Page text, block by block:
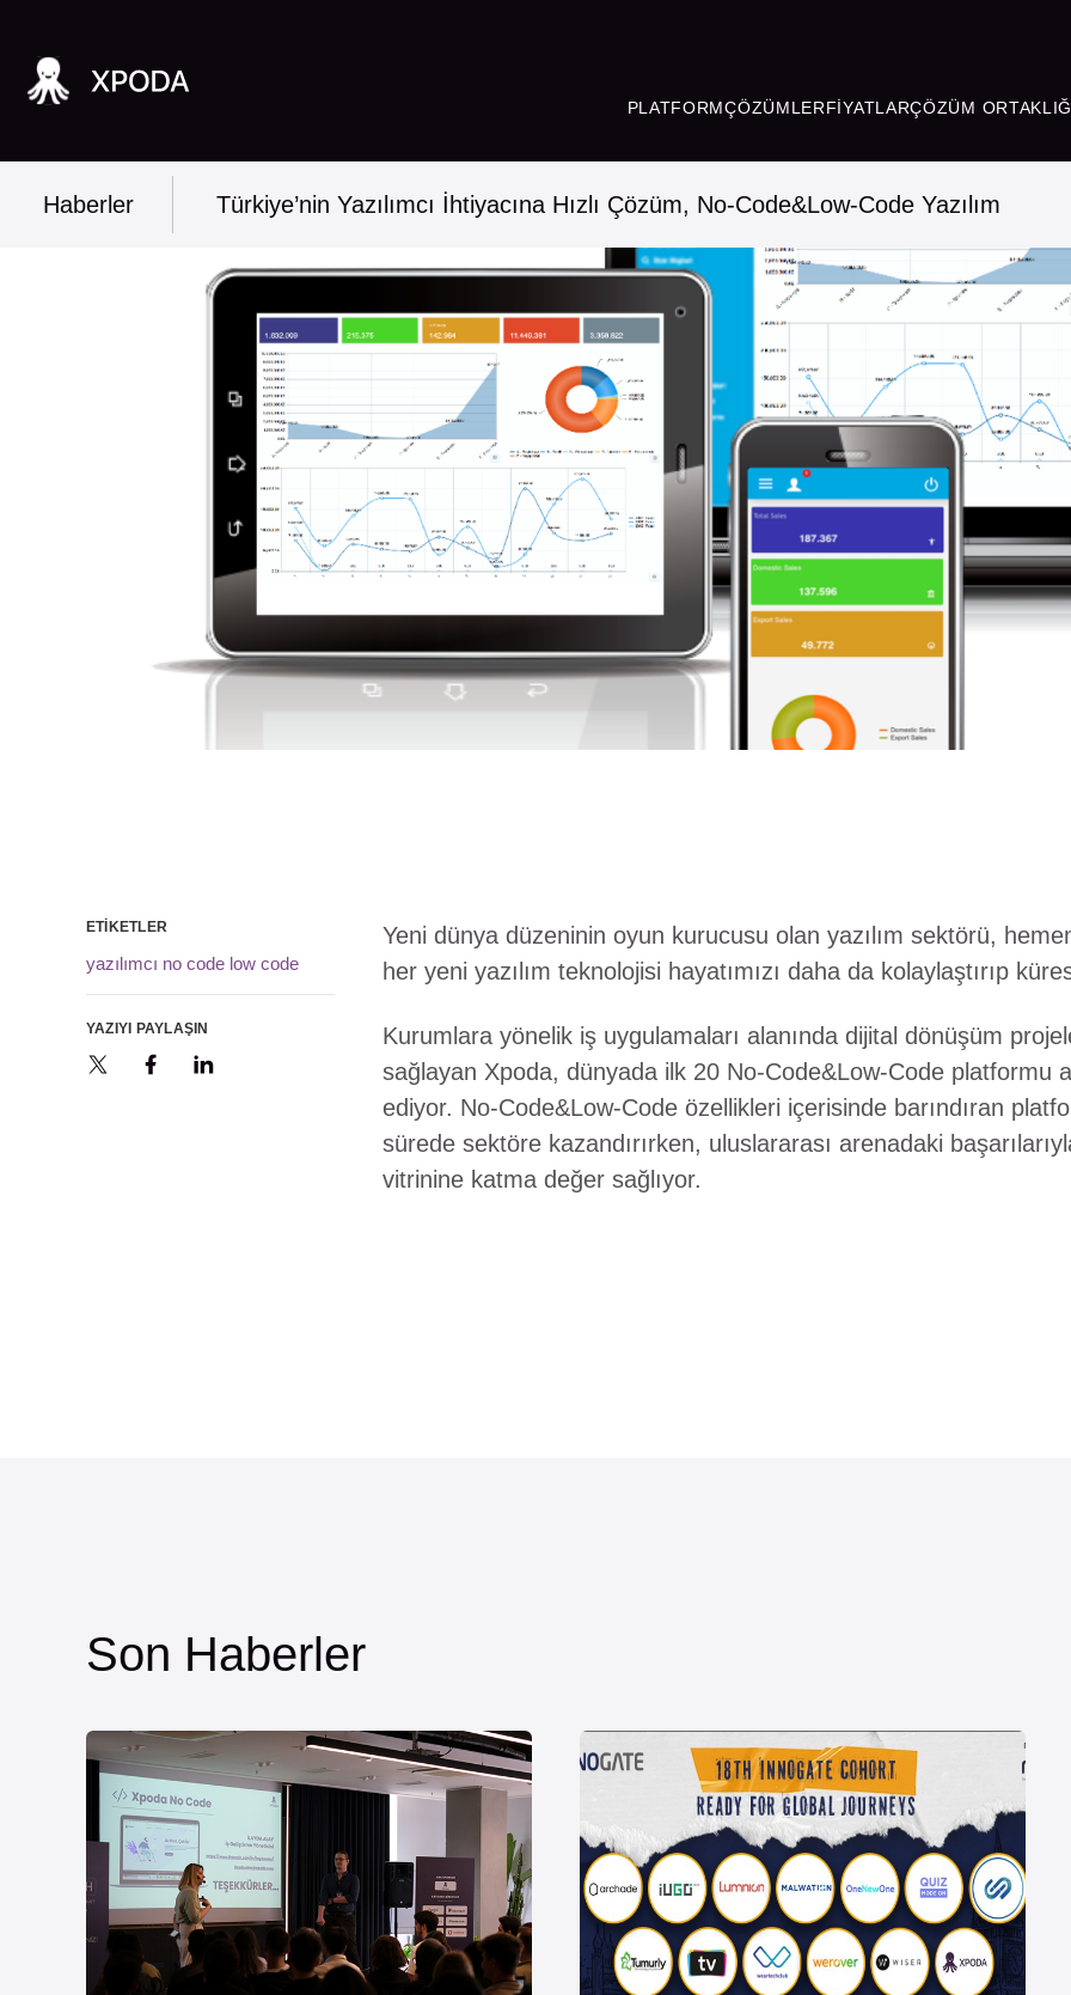
PLATFORMÇÖZÜMLERFIYATLARÇÖZÜM
Haberler Türkiye’nin Yazılımcı İhtiyacına Hızlı Çözüm, No-Code&Low-Code Yazılım
Yeni dünya düzeninin oyun kurucusu olan yazılım sektörü,
her yeni yazılım teknolojisi hayatımızı daha da kolaylaştırıp
Kurumlara yönelik iş uygulamaları alanında dijital dönüşüm
sağlayan Xpoda, dünyada ilk 20 No-Code&Low-Code platformu
ediyor. No-Code&Low-Code özellikleri içerisinde barındıran
sürede sektöre kazandırırken, uluslararası arenadaki
vitrinine katma değer sağlıyor.
ETIKETLER
yazılımcı no code low code
YAZIYI PAYLAŞIN
Son Haberler